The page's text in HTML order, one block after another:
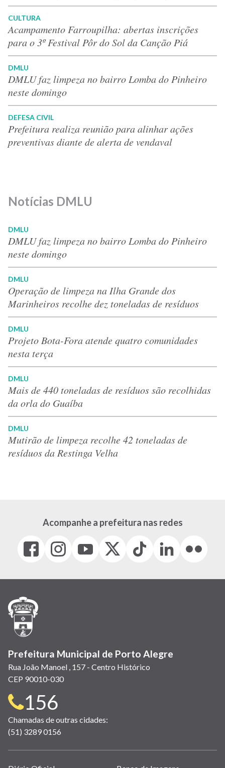
CULTURA
Acampamento Farroupilha: abertas inscrições
para o 3º Festival Pôr do Sol da Canção Piá
DMLU
DMLU faz limpeza no bairro Lomba do Pinheiro
neste domingo
DEFESA CIVIL
Prefeitura realiza reunião para alinhar ações
preventivas diante de alerta de vendaval
Notícias DMLU
DMLU
DMLU faz limpeza no bairro Lomba do Pinheiro
neste domingo
DMLU
Operação de limpeza na Ilha Grande dos
Marinheiros recolhe dez toneladas de resíduos
DMLU
Projeto Bota-Fora atende quatro comunidades
nesta terça
DMLU
Mais de 440 toneladas de resíduos são recolhidas
da orla do Guaíba
DMLU
Mutirão de limpeza recolhe 42 toneladas de
resíduos da Restinga Velha
Acompanhe a prefeitura nas redes
Facebook
(link
em
janela)
Instagram
(link
em
(link
em
(Antigo
(link
Tiktok
(link
em
LinkedIn
(link
em
(link
em
Prefeitura Municipal de Porto Alegre
Rua João Manoel , 157 - Centro Histórico
CEP 90010-030
Telefone
para
contato:
156
Chamadas de outras cidades:
(51) 3289 0156